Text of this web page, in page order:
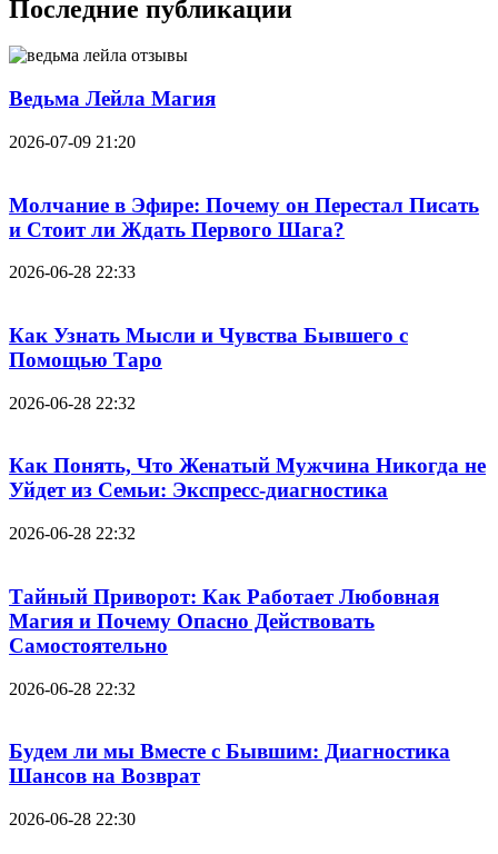
Последние публикации
Ведьма Лейла Магия
2026-07-09 21:20
Молчание в Эфире: Почему он Перестал Писать
и Стоит ли Ждать Первого Шага?
2026-06-28 22:33
Как Узнать Мысли и Чувства Бывшего с
Помощью Таро
2026-06-28 22:32
Как Понять, Что Женатый Мужчина Никогда не
Уйдет из Семьи: Экспресс-диагностика
2026-06-28 22:32
Тайный Приворот: Как Работает Любовная
Магия и Почему Опасно Действовать
Самостоятельно
2026-06-28 22:32
Будем ли мы Вместе с Бывшим: Диагностика
Шансов на Возврат
2026-06-28 22:30